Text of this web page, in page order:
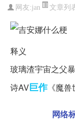
网友:jan 文章列
释义
玻璃渣宇宙之父
诗AV巨作《魔兽
网络